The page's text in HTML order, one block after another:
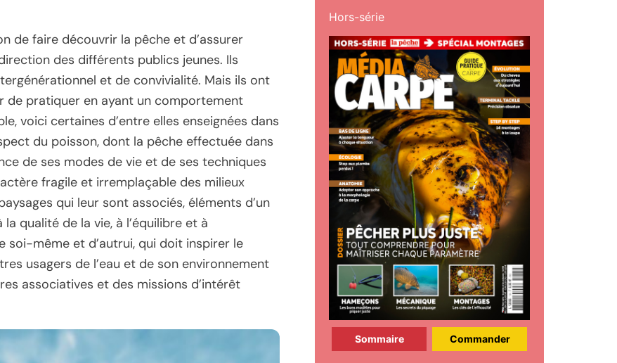
de faire découvrir la pêche et d’assurer
des différents publics jeunes. Ils
et de convivialité. Mais ils ont
pratiquer en ayant un comportement
voici certaines d’entre elles enseignées dans
du poisson, dont la pêche effectuée dans
de ses modes de vie et de ses techniques
fragile et irremplaçable des milieux
qui leur sont associés, éléments d’un
qualité de la vie, à l’équilibre et à
soi-même et d’autrui, qui doit inspirer le
usagers de l’eau et de son environnement
associatives et des missions d’intérêt
Hors-série
Sommaire Commander